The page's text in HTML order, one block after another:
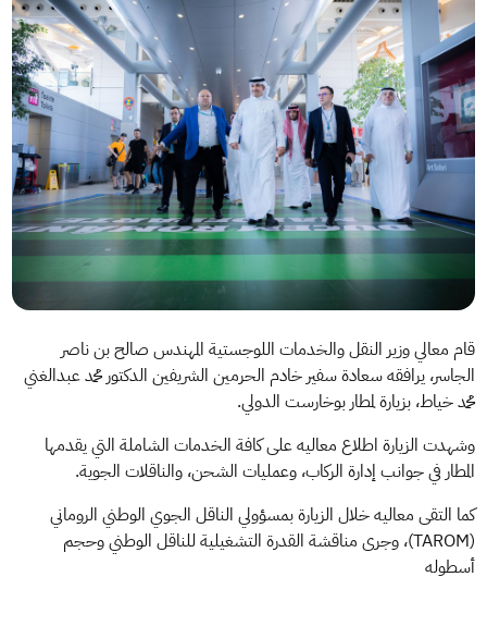
الاستراتيجية الوطنية للنقل والخدمات اللوجستية
عن الوزارة
عن الوزير
مجلة الوزارة الاسئلة الشائعة
قام معالي وزير النقل والخدمات اللوجستية المهندس صالح بن ناصر
الجاسر، يرافقه سعادة سفير خادم الحرمين الشريفين الدكتور محمد عبدالغني
محمد خياط، بزيارة لمطار بوخارست الدولي.
وشهدت الزيارة اطلاع معاليه على كافة الخدمات الشاملة التي يقدمها
المطار في جوانب إدارة الركاب، وعمليات الشحن، والناقلات الجوية.
كما التقى معاليه خلال الزيارة بمسؤولي الناقل الجوي الوطني الروماني
(TAROM)، وجرى مناقشة القدرة التشغيلية للناقل الوطني وحجم
أسطوله